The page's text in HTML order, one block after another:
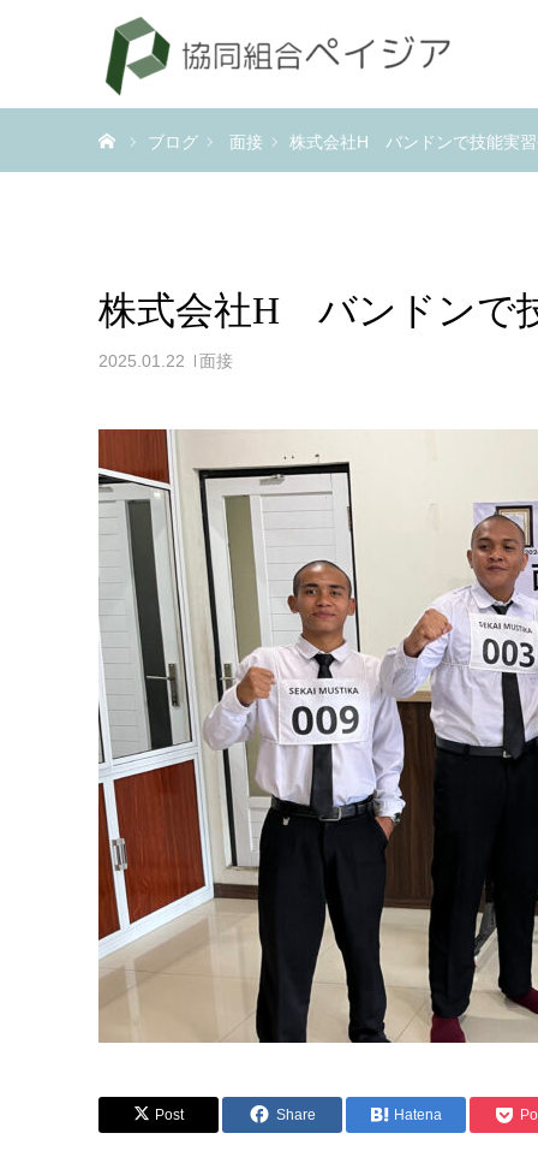
ブログ 面接 株式会社H バンドンで技能実
株式会社H バンドンで
2025.01.22 面接
Post Share Hatena